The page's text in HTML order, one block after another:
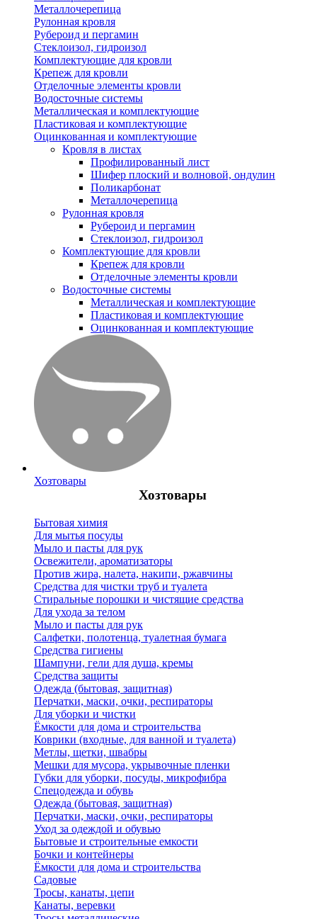
Металлочерепица
Рулонная кровля
Рубероид и пергамин
Стеклоизол, гидроизол
Комплектующие для кровли
Крепеж для кровли
Отделочные элементы кровли
Водосточные системы
Металлическая и комплектующие
Пластиковая и комплектующие
Оцинкованная и комплектующие
Кровля в листах
Профилированный лист
Шифер плоский и волновой, ондулин
Поликарбонат
Металлочерепица
Рулонная кровля
Рубероид и пергамин
Стеклоизол, гидроизол
Комплектующие для кровли
Крепеж для кровли
Отделочные элементы кровли
Водосточные системы
Металлическая и комплектующие
Пластиковая и комплектующие
Оцинкованная и комплектующие
Хозтовары
Хозтовары
Бытовая химия
Для мытья посуды
Мыло и пасты для рук
Освежители, ароматизаторы
Против жира, налета, накипи, ржавчины
Средства для чистки труб и туалета
Стиральные порошки и чистящие средства
Для ухода за телом
Мыло и пасты для рук
Салфетки, полотенца, туалетная бумага
Средства гигиены
Шампуни, гели для душа, кремы
Средства защиты
Одежда (бытовая, защитная)
Перчатки, маски, очки, респираторы
Для уборки и чистки
Ёмкости для дома и строительства
Коврики (входные, для ванной и туалета)
Метлы, щетки, швабры
Мешки для мусора, укрывочные пленки
Губки для уборки, посуды, микрофибра
Спецодежда и обувь
Одежда (бытовая, защитная)
Перчатки, маски, очки, респираторы
Уход за одеждой и обувью
Бытовые и строительные емкости
Бочки и контейнеры
Ёмкости для дома и строительства
Садовые
Тросы, канаты, цепи
Канаты, веревки